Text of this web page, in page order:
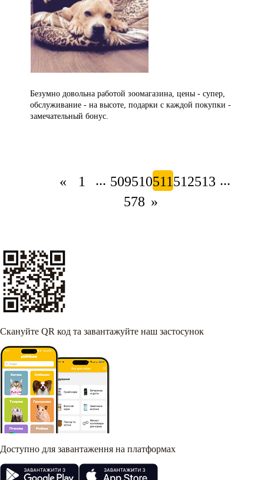
Безумно довольна работой зоомагазина, цены - супер,
обслуживание - на высоте, подарки с каждой покупки -
замечательный бонус.
« 1 ... 509510511512513 ...
578 »
Скануйте QR код та завантажуйте наш застосунок
Доступно для завантаження на платформах